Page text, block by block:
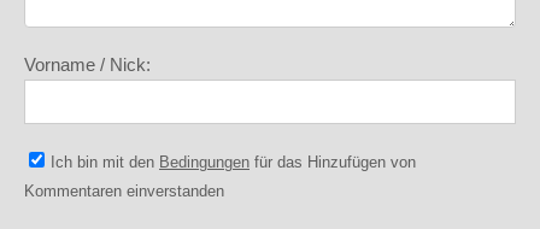
Vorname / Nick:
Ich bin mit den Bedingungen für das Hinzufügen von
Kommentaren einverstanden